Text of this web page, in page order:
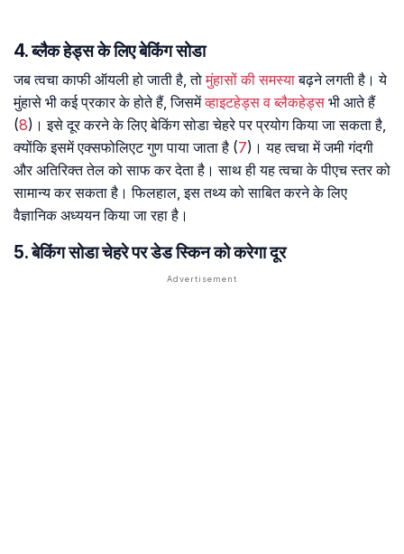
4. ब्लैक हेड्स के लिए बेकिंग सोडा
जब त्वचा काफी ऑयली हो जाती है, तोमुंहासों की समस्याबढ़ने लगती है। ये
मुंहासे भी कई प्रकार के होते हैं, जिसमेंव्हाइटहेड्स व ब्लैकहेड्स भी आते हैं
(8)। इसे दूर करने के लिए बेकिंग सोडा चेहरे पर प्रयोग किया जा सकता है,
क्योंकि इसमें एक्सफोलिएट गुण पाया जाता है (7)। यह त्वचा में जमी गंदगी
और अतिरिक्त तेल को साफ कर देता है। साथ ही यह त्वचा के पीएच स्तर को
सामान्य कर सकता है। फिलहाल, इस तथ्य को साबित करने के लिए
वैज्ञानिक अध्ययन किया जा रहा है।
5. बेकिंग सोडा चेहरे पर डेड स्किन को करेगा दूर